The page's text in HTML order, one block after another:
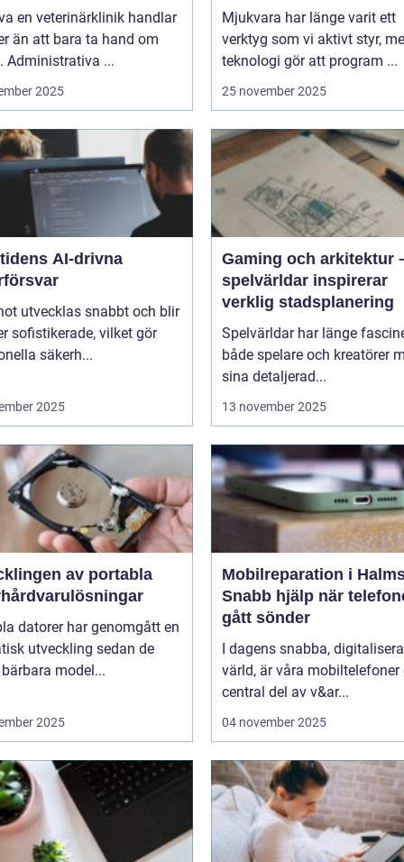
en veterinärklinik handlar
än att bara ta hand om
Administrativa ...
2025
Mjukvara har länge varit ett
verktyg som vi aktivt styr,
teknologi gör att program ...
25 november 2025
AI-drivna
utvecklas snabbt och blir
sofistikerade, vilket gör
säkerh...
2025
Gaming och arkitektur
spelvärldar inspirerar
verklig stadsplanering
Spelvärldar har länge
både spelare och kreatörer
sina detaljerad...
13 november 2025
av portabla
datorer har genomgått en
utveckling sedan de
model...
2025
Mobilreparation i
Snabb hjälp när
gått sönder
I dagens snabba,
värld, är våra mobiltelefoner
central del av v&ar...
04 november 2025